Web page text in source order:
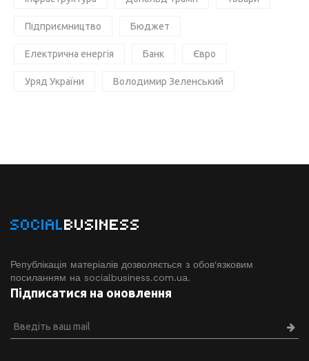
Підприємництво Бюджет
Електрична енергія Банк Євро
Уряд України Володимир Зеленський
SOCIALBUSINESS
Републікація матеріалів дозволяється з обов'язковим
посиланням на socialbusiness.com.ua.
Підписатися на оновлення